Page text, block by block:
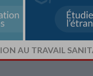
AU TRAVAIL